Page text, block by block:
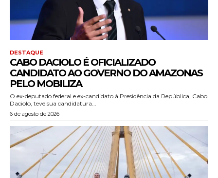
DESTAQUE
CABO DACIOLO É OFICIALIZADO
CANDIDATO AO GOVERNO DO AMAZONAS
PELO MOBILIZA
O ex-deputado federal e ex-candidato à Presidência da República, Cabo
Daciolo, teve sua candidatura...
6 de agosto de 2026